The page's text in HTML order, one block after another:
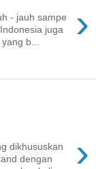
›
- jauh sampe
juga
b...
›
dikhususkan
dengan